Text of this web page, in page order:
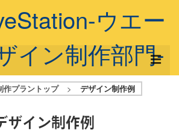
作プラントップ > デザイン制作例
ザイン制作例